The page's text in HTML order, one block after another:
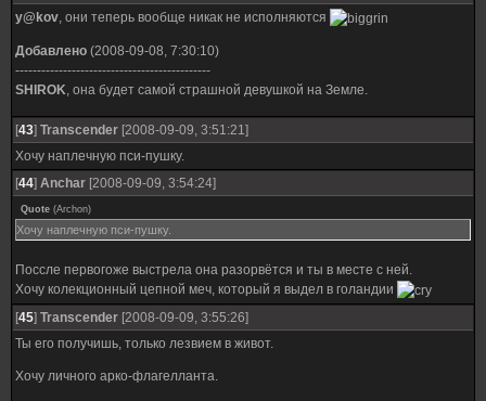
y@kov, они теперь вообще никак не исполняются
Добавлено (2008-09-08, 7:30:10)
---------------------------------------------
SHIROK, она будет самой страшной девушкой на Земле.
[43] Transcender [2008-09-09, 3:51:21]
Хочу наплечную пси-пушку.
[44] Anchar [2008-09-09, 3:54:24]
Quote (Archon)
Хочу наплечную пси-пушку.
Поссле первогоже выстрела она разорвётся и ты в месте с ней.
Хочу колекционный цепной меч, который я выдел в голандии
[45] Transcender [2008-09-09, 3:55:26]
Ты его получишь, только лезвием в живот.
Хочу личного арко-флагелланта.